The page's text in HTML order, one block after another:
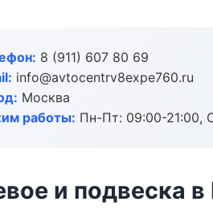
8 (911) 607 80 69
info@avtocentrv8expe760.ru
Москва
работы: Пн-Пт: 09:00-21:00,
и подвеска